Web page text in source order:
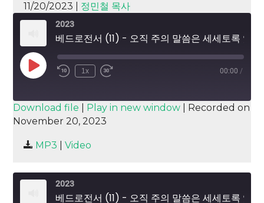
11/20/2023 | 정민철 목사
2023
Play
Episode
1x 00:00 /
SUBSCRIBE SHARE
SHARE
LINK
EMBED
Download file Play in new window
Recorded on
November 20, 2023
MP3 Video
2023